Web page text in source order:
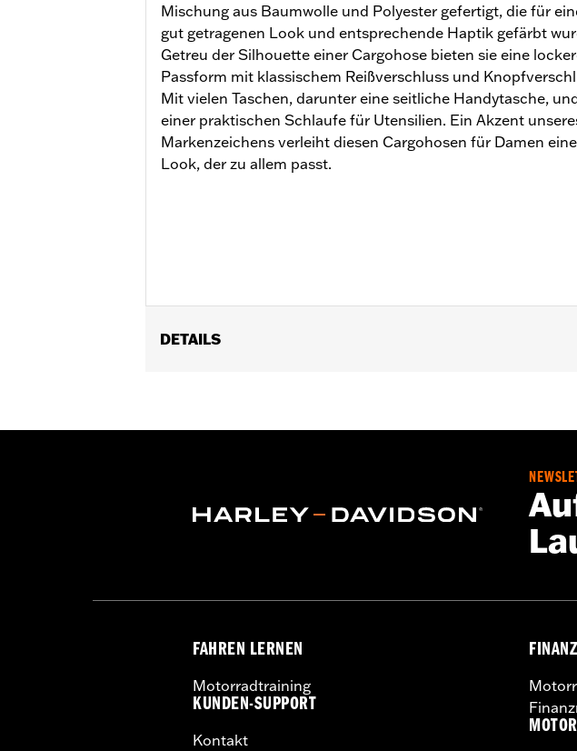
Mischung aus Baumwolle und Polyester gefertigt, die für
gut getragenen Look und entsprechende Haptik gefärbt
Getreu der Silhouette einer Cargohose bieten sie eine
Passform mit klassischem Reißverschluss und
Mit vielen Taschen, darunter eine seitliche Handytasche,
einer praktischen Schlaufe für Utensilien. Ein Akzent
Markenzeichens verleiht diesen Cargohosen für Damen
Look, der zu allem passt.
DETAILS
Herkunft:Importiert
FAHREN LERNEN
Motorradtraining
KUNDEN-SUPPORT
Kontakt